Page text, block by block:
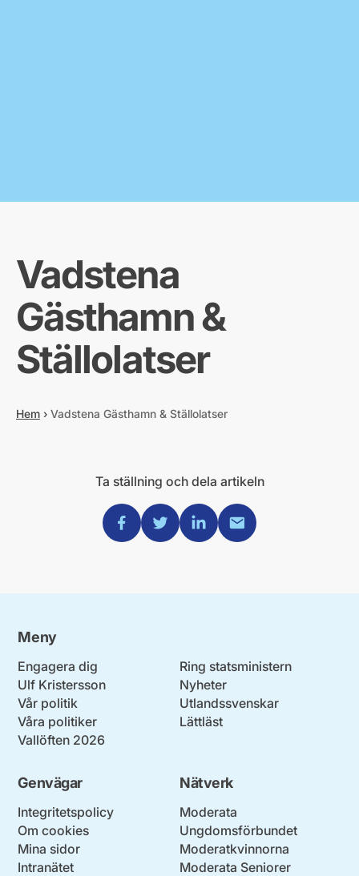
Vadstena
Gästhamn &
Ställolatser
Hem › Vadstena Gästhamn & Ställolatser
Ta ställning och dela artikeln
Dela via Facebook
Dela via Twitter
Dela via Linkedin
Dela via Mail
Meny
Engagera dig
Ulf Kristersson
Vår politik
Våra politiker
Vallöften 2026
Ring statsministern
Nyheter
Utlandssvenskar
Lättläst
Genvägar
Integritetspolicy
Om cookies
Mina sidor
Intranätet
Nätverk
Moderata
Ungdomsförbundet
Moderatkvinnorna
Moderata Seniorer